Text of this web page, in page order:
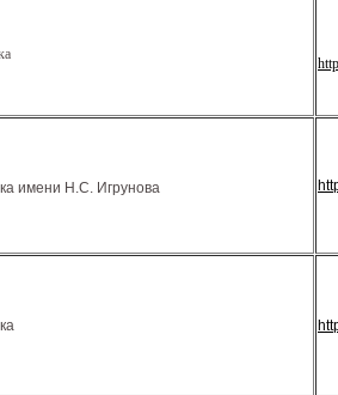
имени Н.С. Игрунова